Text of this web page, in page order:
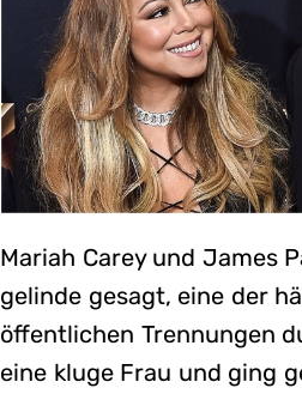
Mariah Carey und James
gelinde gesagt, eine der
öffentlichen Trennungen
eine kluge Frau und ging